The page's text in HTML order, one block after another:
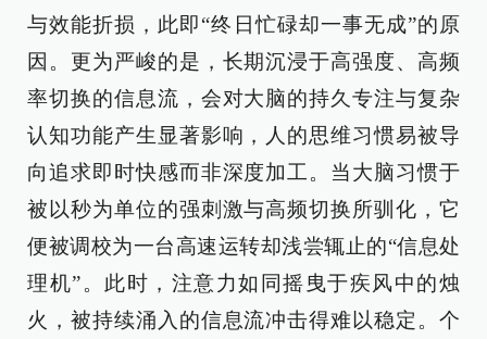
与效能折损，此即“终日忙碌却一事无成”的原
因。更为严峻的是，长期沉浸于高强度、高频
率切换的信息流，会对大脑的持久专注与复杂
认知功能产生显著影响，人的思维习惯易被导
向追求即时快感而非深度加工。当大脑习惯于
被以秒为单位的强刺激与高频切换所驯化，它
便被调校为一台高速运转却浅尝辄止的“信息处
理机”。此时，注意力如同摇曳于疾风中的烛
火，被持续涌入的信息流冲击得难以稳定。个